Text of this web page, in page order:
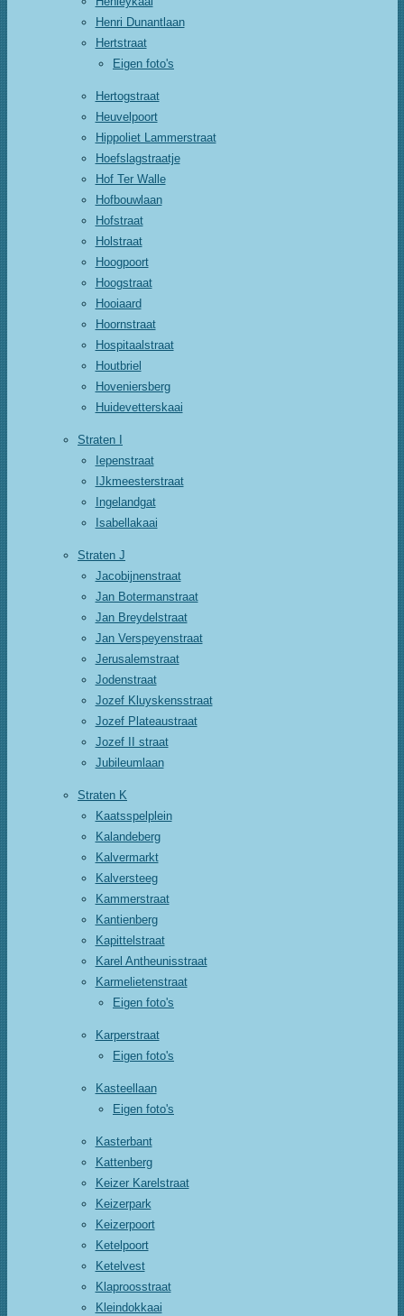
Henri Dunantlaan
Hertstraat
Eigen foto's
Hertogstraat
Heuvelpoort
Hippoliet Lammerstraat
Hoefslagstraatje
Hof Ter Walle
Hofbouwlaan
Hofstraat
Holstraat
Hoogpoort
Hoogstraat
Hooiaard
Hoornstraat
Hospitaalstraat
Houtbriel
Hoveniersberg
Huidevetterskaai
Straten I
Iepenstraat
IJkmeesterstraat
Ingelandgat
Isabellakaai
Straten J
Jacobijnenstraat
Jan Botermanstraat
Jan Breydelstraat
Jan Verspeyenstraat
Jerusalemstraat
Jodenstraat
Jozef Kluyskensstraat
Jozef Plateaustraat
Jozef II straat
Jubileumlaan
Straten K
Kaatsspelplein
Kalandeberg
Kalvermarkt
Kalversteeg
Kammerstraat
Kantienberg
Kapittelstraat
Karel Antheunisstraat
Karmelietenstraat
Eigen foto's
Karperstraat
Eigen foto's
Kasteellaan
Eigen foto's
Kasterbant
Kattenberg
Keizer Karelstraat
Keizerpark
Keizerpoort
Ketelpoort
Ketelvest
Klaproosstraat
Kleindokkaai